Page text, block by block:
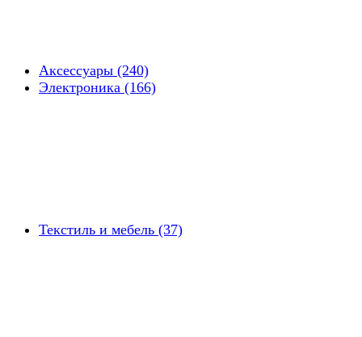
Аксессуары (240)
Электроника (166)
Текстиль и мебель (37)